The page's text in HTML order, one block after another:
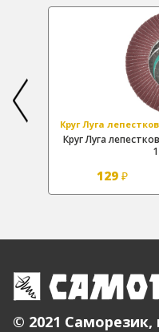
Круг Луга
Круг Луга
129 ₽
© 2021 Саморезик,